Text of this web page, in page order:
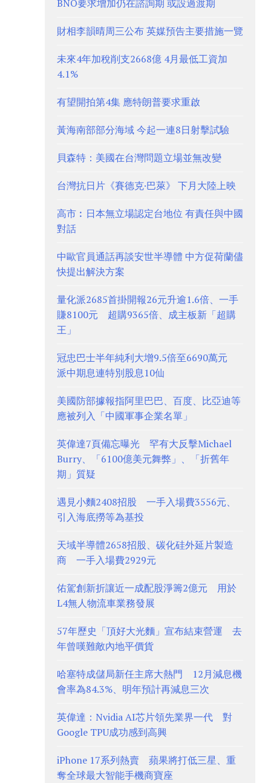
BNO要求增加仍在諮詢期 或設過渡期
財相李韻晴周三公布 英媒預告主要措施一覽
未來4年加稅削支2668億 4月最低工資加
4.1%
有望開拍第4集 應特朗普要求重啟
黃海南部部分海域 今起一連8日射擊試驗
貝森特：美國在台灣問題立場並無改變
台灣抗日片《賽德克·巴萊》 下月大陸上映
高市︰日本無立場認定台地位 有責任與中國
對話
中歐官員通話再談安世半導體 中方促荷蘭儘
快提出解決方案
量化派2685首掛開報26元升逾1.6倍、一手
賺8100元 超購9365倍、成主板新「超購
王」
冠忠巴士半年純利大增9.5倍至6690萬元
派中期息連特別股息10仙
美國防部據報指阿里巴巴、百度、比亞迪等
應被列入「中國軍事企業名單」
英偉達7頁備忘曝光 罕有大反擊Michael
Burry、「6100億美元舞弊」、「折舊年
期」質疑
遇見小麵2408招股 一手入場費3556元、
引入海底撈等為基投
天域半導體2658招股、碳化硅外延片製造
商 一手入場費2929元
佑駕創新折讓近一成配股淨籌2億元 用於
L4無人物流車業務發展
57年歷史「頂好大光麵」宣布結束營運 去
年曾嘆難敵內地平價貨
哈塞特成儲局新任主席大熱門 12月減息機
會率為84.3%、明年預計再減息三次
英偉達：Nvidia AI芯片領先業界一代 對
Google TPU成功感到高興
iPhone 17系列熱賣 蘋果將打低三星、重
奪全球最大智能手機商寶座